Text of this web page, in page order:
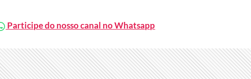
Participe do nosso canal no Whatsapp